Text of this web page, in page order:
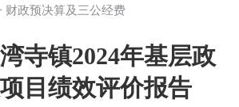
财政预决算及三公经费
寺镇2024年基层政
目绩效评价报告